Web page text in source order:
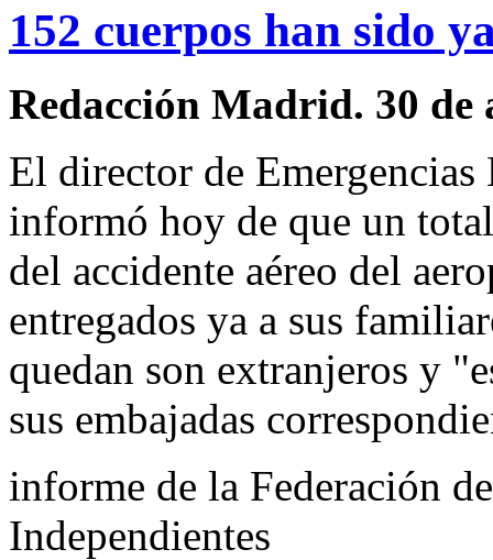
152 cuerpos han sido
Redacción Madrid. 30 de
El director de
informó hoy de que un
del accidente aéreo del
entregados ya a sus
quedan son extranjeros y
sus embajadas
informe de la Federación
Independientes